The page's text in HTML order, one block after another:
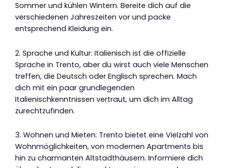
Sommer und kühlen Wintern. Bereite dich auf die
verschiedenen Jahreszeiten vor und packe
entsprechend Kleidung ein.
2. Sprache und Kultur: Italienisch ist die offizielle
Sprache in Trento, aber du wirst auch viele Menschen
treffen, die Deutsch oder Englisch sprechen. Mach
dich mit ein paar grundlegenden
Italienischkenntnissen vertraut, um dich im Alltag
zurechtzufinden.
3. Wohnen und Mieten: Trento bietet eine Vielzahl von
Wohnmöglichkeiten, von modernen Apartments bis
hin zu charmanten Altstadthäusern. Informiere dich